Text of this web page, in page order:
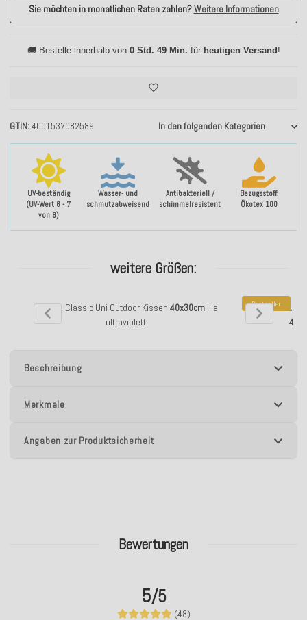
UV-beständig
(UV-Wert 6 - 7
von 8)
Wasser- und
schmutzabweisend
Antibakteriell /
schimmelresistent
Bezugsstoff:
Ökotex 100
GTIN 4001537082589 In den folgenden Kategorien
Sie möchten in monatlichen Raten zahlen?Weitere Informationen
🚚 Bestelle innerhalb von 0 Std. 49 Min. für heutigen Versand!
weitere Größen:
H.O.C.K. Classic Uni Outdoor Kissen 40x30cm lila
ultraviolett
Bestseller
H.O.C.K.
Beschreibung
Merkmale
Angaben zur Produktsicherheit
Bewertungen
5/5
(48)